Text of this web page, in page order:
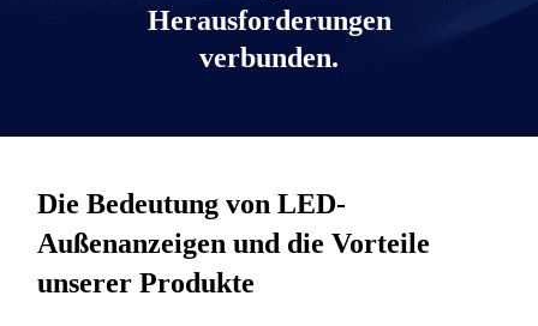
Herausforderungen
verbunden.
Die Bedeutung von LED-
Außenanzeigen und die Vorteile
unserer Produkte